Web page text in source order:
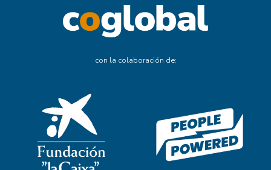
con la colaboración de: